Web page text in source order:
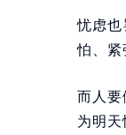
忧虑
怕、紧
而人要
为明天